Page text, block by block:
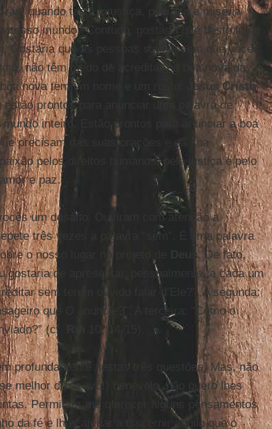
quando tanta injustiça, pobreza e miséria
nosso mundo? Contudo, gostaria que deste lugar
Gostaria que as pessoas soubessem que vocês,
não têm medo de acreditar na boa nova da
nova tem um nome e um rosto: Jesus Cristo.
estão prontos para anunciar uma palavra de
inteiro. Estão prontos para anunciar a boa
e precisam das suas orações e da sua
pelos direitos humanos, pela justiça e pelo
e paz.
um desafio. Ouviram com atenção a
três vezes a palavra “sem”. É uma palavra
o nosso lugar no projeto de
Deus. De fato,
gostaria de apresentar, pessoalmente, a cada um
sem terem ouvido falar d’Ele?”. A segunda:
que O anuncie?”. A terceira: “Como o
(cf.
10, 14-15).
profundamente nestas três questões. Mas, não
melhor dizer avô!) benévolo, não quero lhes
Permitam-me oferecer alguns pensamentos
da fé e lhes ajudar a discernir aquilo que o